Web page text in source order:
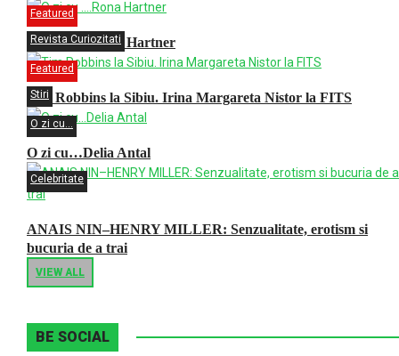
Featured
Revista Curiozitati
O zi cu ….Rona Hartner
Featured
Stiri
Tim Robbins la Sibiu. Irina Margareta Nistor la FITS
O zi cu...
O zi cu…Delia Antal
Celebritate
ANAIS NIN–HENRY MILLER: Senzualitate, erotism si
bucuria de a trai
VIEW ALL
BE SOCIAL